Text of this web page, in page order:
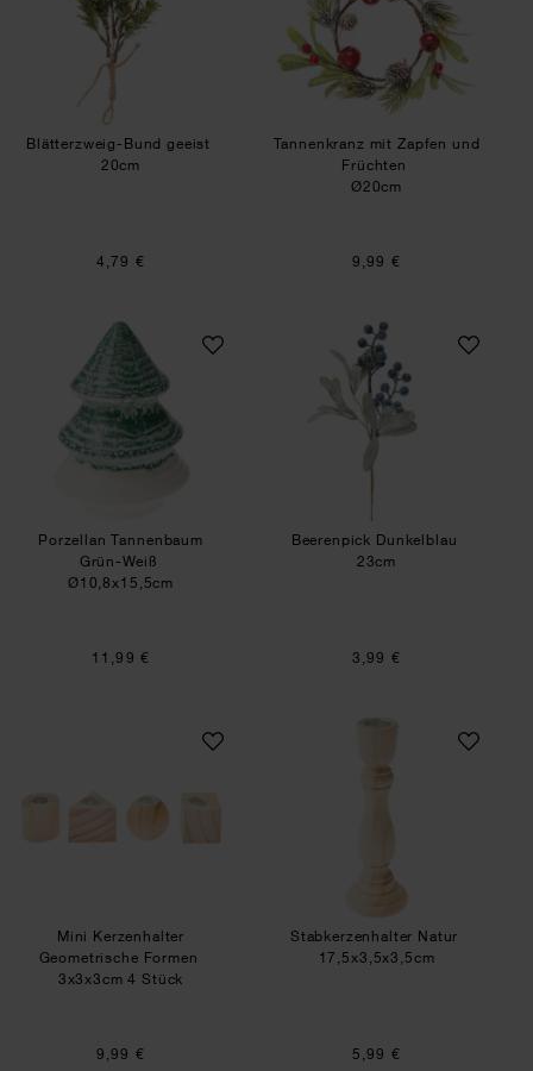
Blätterzweig-Bund geeist
20cm
4,79 €
Tannenkranz mit Zapfen und
Früchten
Ø20cm
9,99 €
Porzellan Tannenbaum Grün-Weiß
Porzellan Tannenbaum
Grün-Weiß
Ø10,8x15,5cm
11,99 €
Beerenpick
Beerenpick Dunkelblau
23cm
3,99 €
Mini Kerzenhalter Geometrische Formen
Mini Kerzenhalter
Geometrische Formen
3x3x3cm 4 Stück
9,99 €
Stabkerzenhalter
Stabkerzenhalter Natur
17,5x3,5x3,5cm
5,99 €